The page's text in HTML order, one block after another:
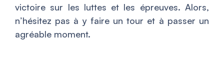
victoire sur les luttes et les épreuves. Alors,
n’hésitez pas à y faire un tour et à passer un
agréable moment.